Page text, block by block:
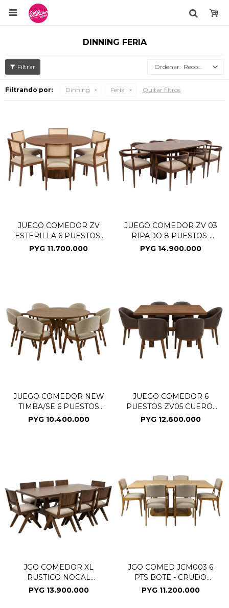

DINNING FERIA
Recomendados
Filtrando por: Dinning Feria Quitar filtros
JUEGO COMEDOR ZV
ESTERILLA 6 PUESTOS-
SE(CD)
PYG 11.700.000
JUEGO COMEDOR ZV 03
RIPADO 8 PUESTOS-
NOGAL (CD)
PYG 14.900.000
JUEGO COMEDOR NEW
TIMBA/SE 6 PUESTOS
BEIGE 305531
PYG 10.400.000
JUEGO COMEDOR 6
PUESTOS ZV05 CUERO-
SEDONA (CD)
PYG 12.600.000
JGO COMEDOR XL
RUSTICO NOGAL
305531(CD)
PYG 13.900.000
JGO COMED JCM003 6
PTS BOTE - CRUDO
305530/SE (CD)
PYG 11.200.000